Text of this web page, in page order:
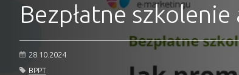
Bezpłatne
28.10.2024
BPPT